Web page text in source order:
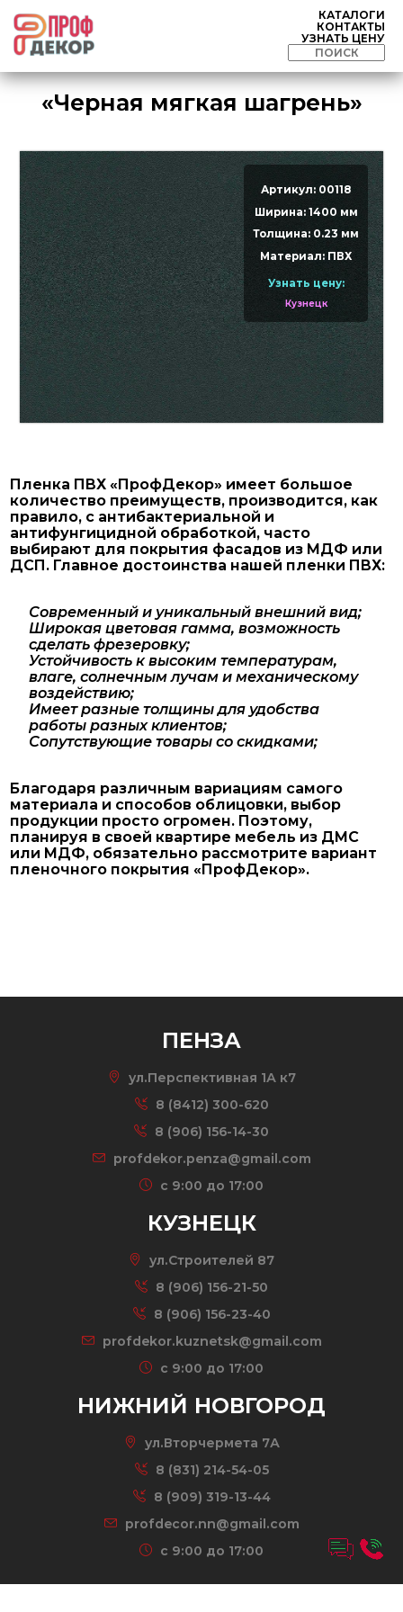
КАТАЛОГИ
КОНТАКТЫ
УЗНАТЬ ЦЕНУ
«Черная мягкая шагрень»
Артикул: 00118
Ширина: 1400 мм
Толщина: 0.23 мм
Материал: ПВХ
Узнать цену:
Кузнецк
Пленка ПВХ «ПрофДекор» имеет большое
количество преимуществ, производится, как
правило, с антибактериальной и
антифунгицидной обработкой, часто
выбирают для покрытия фасадов из МДФ или
ДСП. Главное достоинства нашей пленки ПВХ:
Современный и уникальный внешний вид;
Широкая цветовая гамма, возможность
сделать фрезеровку;
Устойчивость к высоким температурам,
влаге, солнечным лучам и механическому
воздействию;
Имеет разные толщины для удобства
работы разных клиентов;
Сопутствующие товары со скидками;
Благодаря различным вариациям самого
материала и способов облицовки, выбор
продукции просто огромен. Поэтому,
планируя в своей квартире мебель из ДМС
или МДФ, обязательно рассмотрите вариант
пленочного покрытия «ПрофДекор».
ПЕНЗА
ул.Перспективная 1А к7
8 (8412) 300-620
8 (906) 156-14-30
profdekor.penza@gmail.com
c 9:00 до 17:00
КУЗНЕЦК
ул.Строителей 87
8 (906) 156-21-50
8 (906) 156-23-40
profdekor.kuznetsk@gmail.com
c 9:00 до 17:00
НИЖНИЙ НОВГОРОД
ул.Вторчермета 7А
8 (831) 214-54-05
8 (909) 319-13-44
profdecor.nn@gmail.com
c 9:00 до 17:00